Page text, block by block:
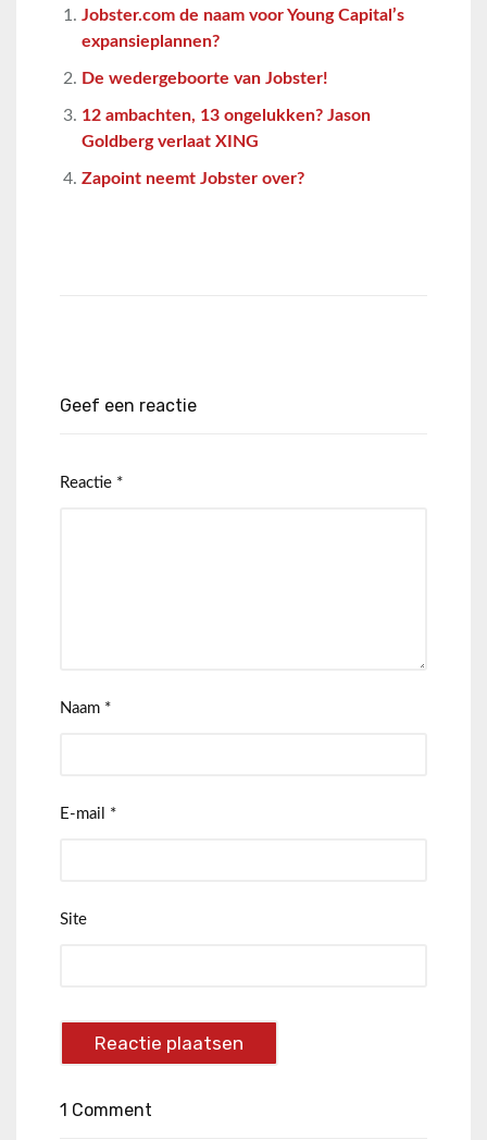
Jobster.com de naam voor Young Capital’s
expansieplannen?
De wedergeboorte van Jobster!
12 ambachten, 13 ongelukken? Jason
Goldberg verlaat XING
Zapoint neemt Jobster over?
Geef een reactie
Reactie *
Naam *
E-mail *
Site
1 Comment